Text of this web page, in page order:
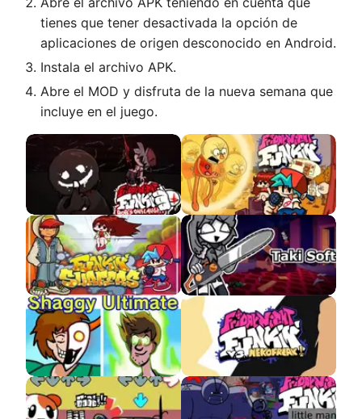
tienes que tener desactivada la opción de
aplicaciones de origen desconocido en Android.
Instala el archivo APK.
Abre el MOD y disfruta de la nueva semana que
incluye en el juego.
VS Bob 2.0 APK VS Explosive Benson
VS Funkin Surfers Soft Taki APK
VS Shaggy Ultimate
APK
VS NekoFreak